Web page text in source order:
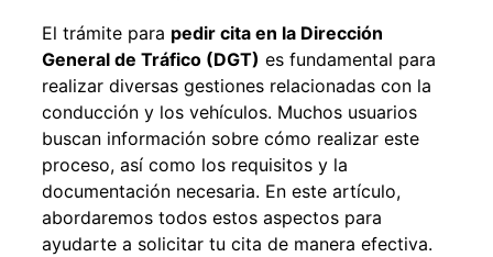
El trámite para pedir cita en la Dirección
General de Tráfico (DGT) es fundamental para
realizar diversas gestiones relacionadas con la
conducción y los vehículos. Muchos usuarios
buscan información sobre cómo realizar este
proceso, así como los requisitos y la
documentación necesaria. En este artículo,
abordaremos todos estos aspectos para
ayudarte a solicitar tu cita de manera efectiva.